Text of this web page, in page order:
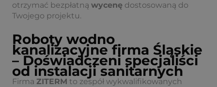
otrzymać bezpłatną wycenę dostosowaną do
Twojego projektu.
Roboty wodno
kanalizacyjne firma Śląskie
– Doświadczeni specjaliści
od instalacji sanitarnych
Firma ZITERM to zespół wykwalifikowanych